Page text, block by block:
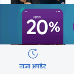
ताजा अपडेट